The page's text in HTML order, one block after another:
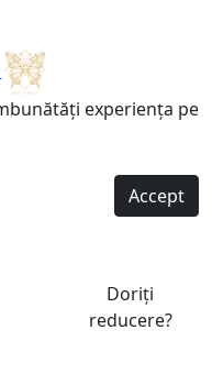
experiența pe
Accept
Doriți
reducere?